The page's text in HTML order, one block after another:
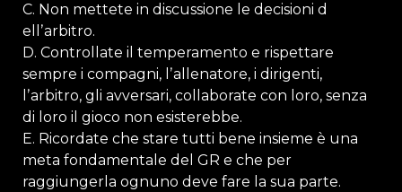
C. Non mettete in discussione le decisioni d
ellʼarbitro.
D. Controllate il temperamento e rispettare
sempre i compagni, lʼallenatore, i dirigenti,
lʼarbitro, gli avversari, collaborate con loro, senza
di loro il gioco non esisterebbe.
E. Ricordate che stare tutti bene insieme è una
meta fondamentale del GR e che per
raggiungerla ognuno deve fare la sua parte.